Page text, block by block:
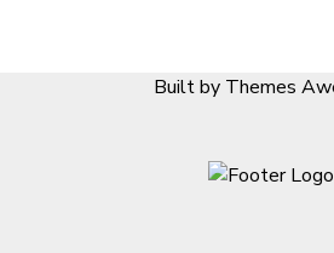
Built by Themes